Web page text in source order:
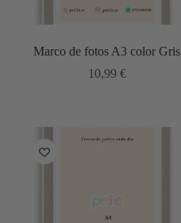
Marco de fotos A3 color Gris
10,99 €